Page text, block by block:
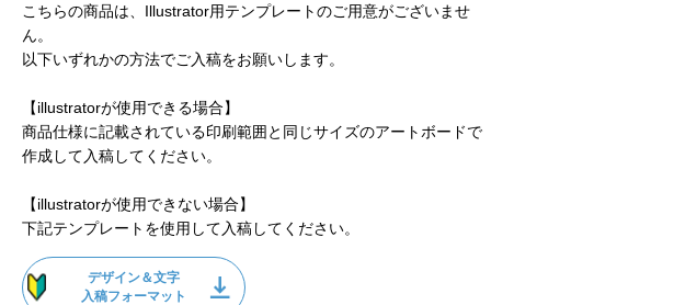
こちらの商品は、Illustrator用テンプレートのご用意がございませ
ん。
以下いずれかの方法でご入稿をお願いします。
【illustratorが使用できる場合】
商品仕様に記載されている印刷範囲と同じサイズのアートボードで
作成して入稿してください。
【illustratorが使用できない場合】
下記テンプレートを使用して入稿してください。
デザイン＆文字
入稿フォーマット